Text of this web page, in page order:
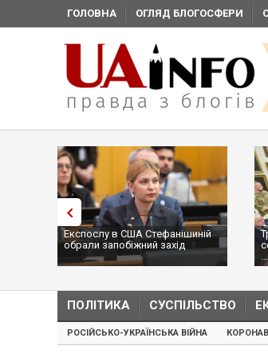
ГОЛОВНА ОГЛЯД БЛОГОСФЕРИ
Експослу в США Стефанішиній
обрали запобіжний захід
...
ПОЛІТИКА СУСПІЛЬСТВО
РОСІЙСЬКО-УКРАЇНСЬКА ВІЙНА